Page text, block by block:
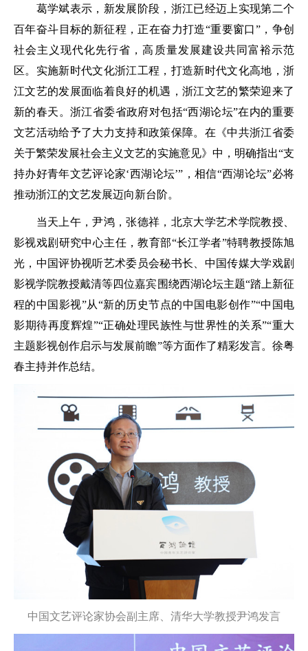
葛学斌表示，新发展阶段，浙江已经迈上实现第二个
百年奋斗目标的新征程，正在奋力打造“重要窗口”，争创
社会主义现代化先行省，高质量发展建设共同富裕示范
区。实施新时代文化浙江工程，打造新时代文化高地，浙
江文艺的发展面临着良好的机遇，浙江文艺的繁荣迎来了
新的春天。浙江省委省政府对包括“西湖论坛”在内的重要
文艺活动给予了大力支持和政策保障。在《中共浙江省委
关于繁荣发展社会主义文艺的实施意见》中，明确指出“支
持办好青年文艺评论家‘西湖论坛’”，相信“西湖论坛”必将
推动浙江的文艺发展迈向新台阶。
当天上午，尹鸿，张德祥，北京大学艺术学院教授、
影视戏剧研究中心主任，教育部“长江学者”特聘教授陈旭
光，中国评协视听艺术委员会秘书长、中国传媒大学戏剧
影视学院教授戴清等四位嘉宾围绕西湖论坛主题“踏上新征
程的中国影视”从“新的历史节点的中国电影创作”“中国电
影期待再度辉煌”“正确处理民族性与世界性的关系”“重大
主题影视创作启示与发展前瞻”等方面作了精彩发言。徐粤
春主持并作总结。
中国文艺评论家协会副主席、清华大学教授尹鸿发言